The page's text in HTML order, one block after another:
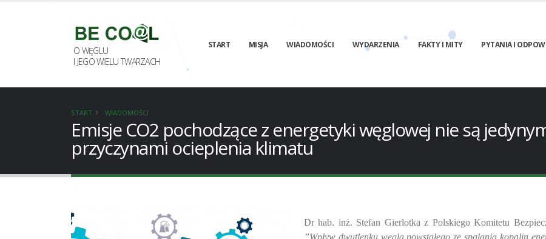
O WĘGLU
I JEGO WIELU TWARZACH
START MISJA WIADOMOŚCI WYDARZENIA FAKTY I MITY PYTANIA I
START WIADOMOŚCI
Emisje CO2 pochodzące z energetyki węglowej nie są
przyczynami ocieplenia klimatu
Dr hab. inż. Stefan Gierlotka z Polskiego Komitetu
”Wpływ dwutlenku węgla powstałego ze spalania kopalin